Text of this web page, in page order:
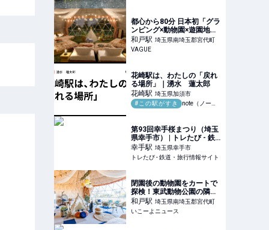
都心から80分 日本初「グラ
ンピング×動物園×遊園地」
が融合した埼玉県最大級の
新リゾートがついにオープ
VAGUE(ヴァーグ)
和戸駅 埼玉県南埼玉郡宮代町
VAGUE
花崎駅は、わたしの「戻れ
る場所」｜湧水 蓮太郎
花崎駅 埼玉県加須市
#この駅がすき
note（ノート）
第93回幸手桜まつり（埼玉
県幸手市） | トレたび - 鉄
道・旅行情報サイト
幸手駅 埼玉県幸手市
トレたび - 鉄道・旅行情報サイト
閉園後の動物園をカートで
探検！東武動物公園の隣に
埼玉県最大級のグランピン
グOPEN
和戸駅 埼玉県南埼玉郡宮代町
いこーよニュース